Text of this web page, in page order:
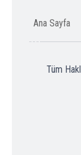
Ana Sayfa
Tüm